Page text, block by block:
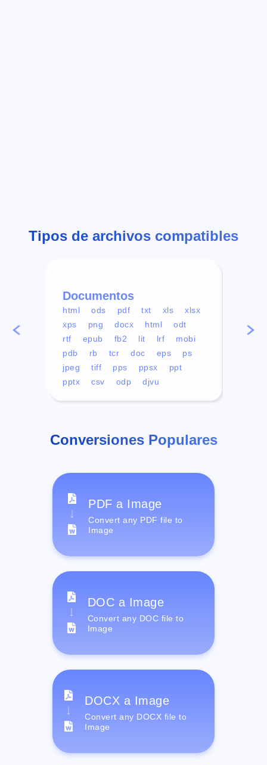
Tipos de archivos compatibles
Documentos
html ods pdf txt xls
xlsx
xps
png docx html
odt
rtf
epub fb2 lit lrf
mobi
pdb
rb tcr doc eps
ps
jpeg
tiff pps ppsx
ppt
pptx
csv odp djvu
mp4
Conversiones Populares
PDF a Image
Convert any PDF file to
Image
DOC a Image
Convert any DOC file to
Image
DOCX a Image
Convert any DOCX file to
Image